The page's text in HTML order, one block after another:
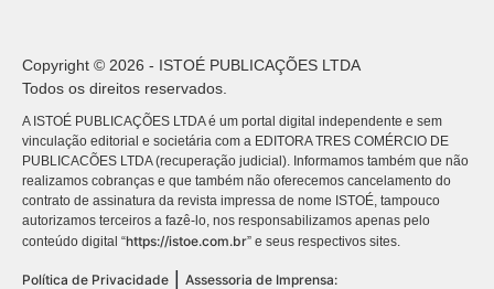
Copyright © 2026 - ISTOÉ PUBLICAÇÕES LTDA
Todos os direitos reservados.
A ISTOÉ PUBLICAÇÕES LTDA é um portal digital independente e sem
vinculação editorial e societária com a EDITORA TRES COMÉRCIO DE
PUBLICACÕES LTDA (recuperação judicial). Informamos também que não
realizamos cobranças e que também não oferecemos cancelamento do
contrato de assinatura da revista impressa de nome ISTOÉ, tampouco
autorizamos terceiros a fazê-lo, nos responsabilizamos apenas pelo
conteúdo digital “https://istoe.com.br” e seus respectivos sites.
Política de Privacidade Assessoria de Imprensa: